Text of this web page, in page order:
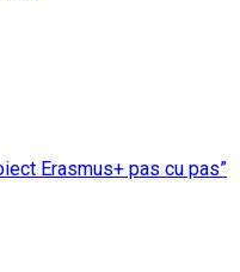
Erasmus+ pas cu pas”